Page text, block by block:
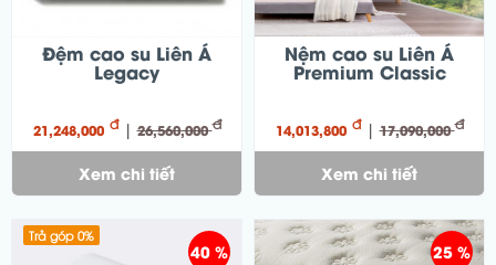
Đệm cao su Liên Á
Legacy
21,248,000 đ | 26,560,000đ
Xem chi tiết
Nệm cao su Liên Á
Premium Classic
14,013,800 đ | 17,090,000đ
Xem chi tiết
Trả góp 0%
40 % 25 %